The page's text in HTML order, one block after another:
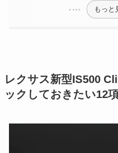
もっと
レクサス新型IS500
ックしておきたい12